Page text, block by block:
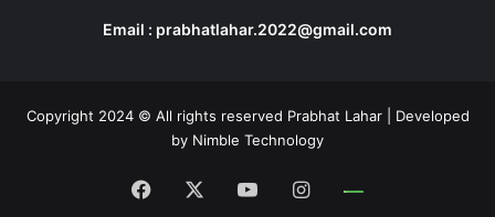
Email : prabhatlahar.2022@gmail.com
Copyright 2024 © All rights reserved Prabhat Lahar | Developed
by Nimble Technology
Facebook YouTubeInstagram